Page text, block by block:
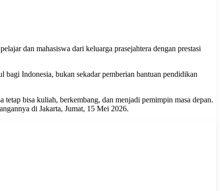
dan mahasiswa dari keluarga prasejahtera dengan prestasi
Indonesia, bukan sekadar pemberian bantuan pendidikan
tetap bisa kuliah, berkembang, dan menjadi pemimpin masa depan.
di Jakarta, Jumat, 15 Mei 2026.